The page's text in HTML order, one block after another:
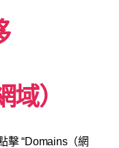
）
擊 “Domains（網